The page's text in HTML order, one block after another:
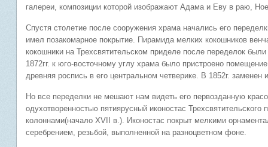
галереи, композиции которой изображают Адама и Еву в раю,
Спустя столетие после сооружения храма начались его
имел позакомарное покрытие. Пирамида мелких кокошников
кокошники на Трехсвятительском приделе после
1872гг. к юго-восточному углу храма было пристроено
древняя роспись в его центральном четверике. В 1852г. заменен
Но все переделки не мешают нам видеть его первозданную
одухотворенностью пятиярусный иконостас
колоннами(начало XVII в.). Иконостас покрыт мелкими
серебрением, резьбой, выполненной на разноцветном фоне.